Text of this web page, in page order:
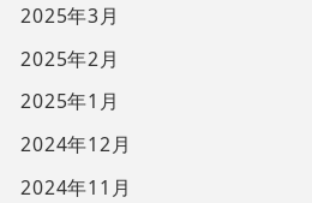
2025年3月
2025年2月
2025年1月
2024年12月
2024年11月